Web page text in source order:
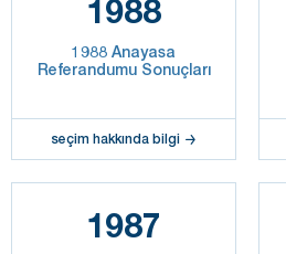
1988
1988 Anayasa
Referandumu Sonuçları
seçim hakkında bilgi
1987